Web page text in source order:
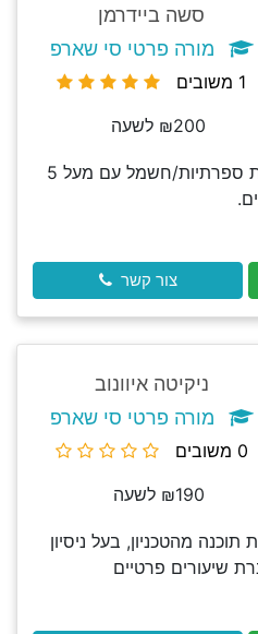
סשה ביידרמן
מורה פרטי סי שארפ
1 משובים
₪200 לשעה
מורה פרטי לתכנות/מערכות ספרתיות/חשמל עם מעל 5
צור קשר
ניקיטה איוונוב
מורה פרטי סי שארפ
0 משובים
₪190 לשעה
מהטכניון, בעל ניסיון
שיעורים פרטיים